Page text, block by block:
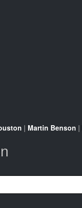
| Martin Benson |